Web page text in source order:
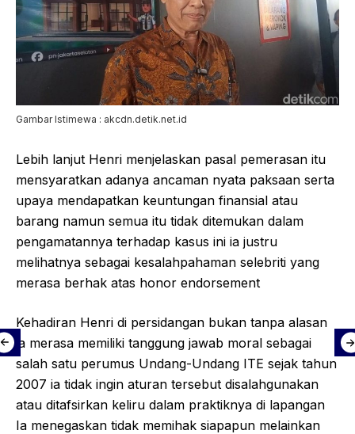
Gambar Istimewa : akcdn.detik.net.id
Lebih lanjut Henri menjelaskan pasal pemerasan itu
mensyaratkan adanya ancaman nyata paksaan serta
upaya mendapatkan keuntungan finansial atau
barang namun semua itu tidak ditemukan dalam
pengamatannya terhadap kasus ini ia justru
melihatnya sebagai kesalahpahaman selebriti yang
merasa berhak atas honor endorsement
Kehadiran Henri di persidangan bukan tanpa alasan
ia merasa memiliki tanggung jawab moral sebagai
salah satu perumus Undang-Undang ITE sejak tahun
2007 ia tidak ingin aturan tersebut disalahgunakan
atau ditafsirkan keliru dalam praktiknya di lapangan
Ia menegaskan tidak memihak siapapun melainkan